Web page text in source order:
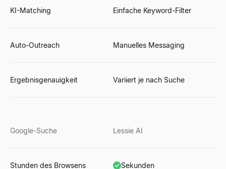
Google-Suche Lessie AI
Stunden des Browsens Sekunden
KI-Matching Einfache Keyword-Filter
Auto-Outreach Manuelles Messaging
Ergebnisgenauigkeit Variiert je nach Suche